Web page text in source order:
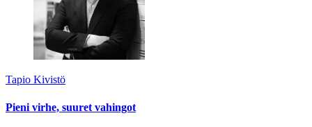
Tapio Kivistö
Pieni virhe, suuret vahingot